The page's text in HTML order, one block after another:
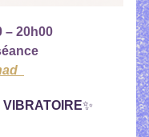
– 20h00
✨